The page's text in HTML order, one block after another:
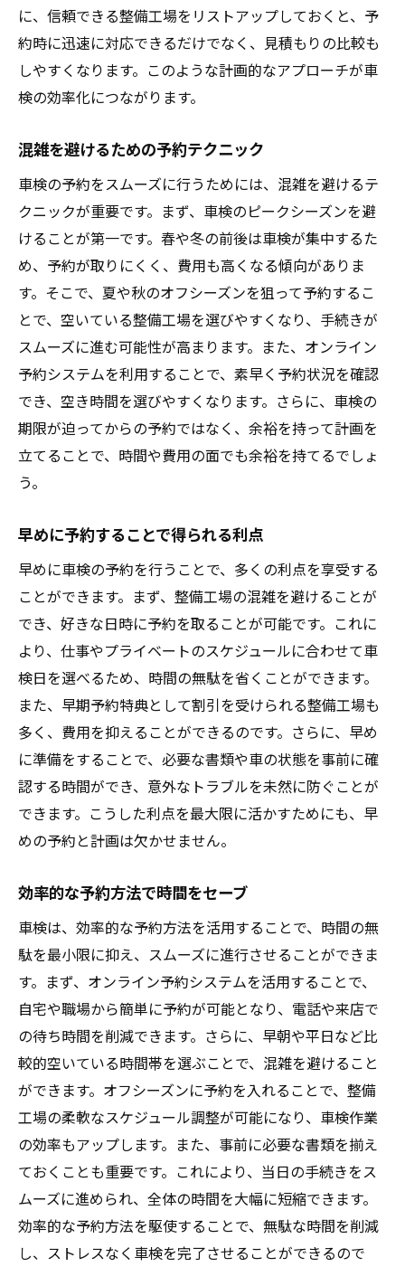
に、信頼できる整備工場をリストアップしておくと、予
約時に迅速に対応できるだけでなく、見積もりの比較も
しやすくなります。このような計画的なアプローチが車
検の効率化につながります。
混雑を避けるための予約テクニック
車検の予約をスムーズに行うためには、混雑を避けるテ
クニックが重要です。まず、車検のピークシーズンを避
けることが第一です。春や冬の前後は車検が集中するた
め、予約が取りにくく、費用も高くなる傾向がありま
す。そこで、夏や秋のオフシーズンを狙って予約するこ
とで、空いている整備工場を選びやすくなり、手続きが
スムーズに進む可能性が高まります。また、オンライン
予約システムを利用することで、素早く予約状況を確認
でき、空き時間を選びやすくなります。さらに、車検の
期限が迫ってからの予約ではなく、余裕を持って計画を
立てることで、時間や費用の面でも余裕を持てるでしょ
う。
早めに予約することで得られる利点
早めに車検の予約を行うことで、多くの利点を享受する
ことができます。まず、整備工場の混雑を避けることが
でき、好きな日時に予約を取ることが可能です。これに
より、仕事やプライベートのスケジュールに合わせて車
検日を選べるため、時間の無駄を省くことができます。
また、早期予約特典として割引を受けられる整備工場も
多く、費用を抑えることができるのです。さらに、早め
に準備をすることで、必要な書類や車の状態を事前に確
認する時間ができ、意外なトラブルを未然に防ぐことが
できます。こうした利点を最大限に活かすためにも、早
めの予約と計画は欠かせません。
効率的な予約方法で時間をセーブ
車検は、効率的な予約方法を活用することで、時間の無
駄を最小限に抑え、スムーズに進行させることができま
す。まず、オンライン予約システムを活用することで、
自宅や職場から簡単に予約が可能となり、電話や来店で
の待ち時間を削減できます。さらに、早朝や平日など比
較的空いている時間帯を選ぶことで、混雑を避けること
ができます。オフシーズンに予約を入れることで、整備
工場の柔軟なスケジュール調整が可能になり、車検作業
の効率もアップします。また、事前に必要な書類を揃え
ておくことも重要です。これにより、当日の手続きをス
ムーズに進められ、全体の時間を大幅に短縮できます。
効率的な予約方法を駆使することで、無駄な時間を削減
し、ストレスなく車検を完了させることができるので